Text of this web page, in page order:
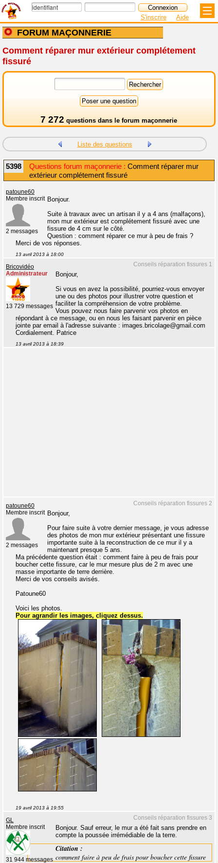
FORUM MAÇONNERIE
S'inscrire Aide
Comment réparer mur extérieur complétement
fissuré
7 272 questions dans le forum maçonnerie
Liste des questions
5398 Questions forum maçonnerie : Comment réparer mur
extérieur complétement fissuré
patoune60
Membre inscrit
2 messages
Bonjour.
Suite à travaux avec un artisan il y a 4 ans (malfaçons),
mon mur extérieur est complétement fissuré avec une
fissure de 4 cm sur le côté.
Question : comment réparer ce mur à peu de frais ?
Merci de vos réponses.
13 avril 2013 à 18:00
Conseils réparation fissures 1
Bricovidéo
Administrateur
13 729 messages
Bonjour,
Si vous en avez la possibilité, pourriez-vous envoyer
une ou des photos pour illustrer votre question et
faciliter la compréhension de votre problème.
Vous pouvez nous faire parvenir vos photos en
répondant à ce message, ou en nous les faisant parvenir en pièce
jointe par email à l'adresse suivante : images.bricolage@gmail.com
Cordialement. Patrice
13 avril 2013 à 18:39
Conseils réparation fissures 2
patoune60
Membre inscrit
2 messages
Bonjour,
Pour faire suite à votre dernier message, je vous adresse
des photos de mon mur extérieur présentant une fissure
importante suite à la reconstruction de ce mur il y a
maintenant presque 5 ans.
Ma précédente question était : comment faire à peu de frais pour
boucher cette fissure, car le mur mesure plus de 2 m avec une
masse importante de terre derrière.
Merci de vos conseils avisés.
Patoune60
Voici les photos.
Pour agrandir les images, cliquez dessus.
19 avril 2013 à 19:55
Conseils réparation fissures 3
GL
Membre inscrit
31 944 messages
Bonjour. Sauf erreur, le mur a été fait sans prendre en
compte la poussée irrémédiable de la terre.
Citation :
comment faire à peu de frais pour boucher cette fissure